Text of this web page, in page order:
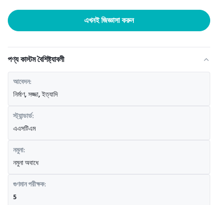
এখনই জিজ্ঞাসা করুন
পণ্য কাস্টম বৈশিষ্ট্যাবলী
আবেদন:
নির্মাণ, সজ্জা, ইত্যাদি
স্ট্যান্ডার্ড:
এএসটিএম
নমুনা:
নমুনা অবাধে
গুণমান পরীক্ষক:
5